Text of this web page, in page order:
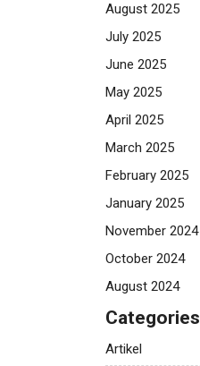
August 2025
July 2025
June 2025
May 2025
April 2025
March 2025
February 2025
January 2025
November 2024
October 2024
August 2024
Categories
Artikel